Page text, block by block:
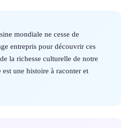
mondiale ne cesse de
entrepris pour découvrir ces
la richesse culturelle de notre
une histoire à raconter et